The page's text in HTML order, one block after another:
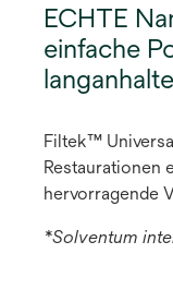
ECHTE
einfache
Filtek™
Restaurationen
hervorragende
*Solventum